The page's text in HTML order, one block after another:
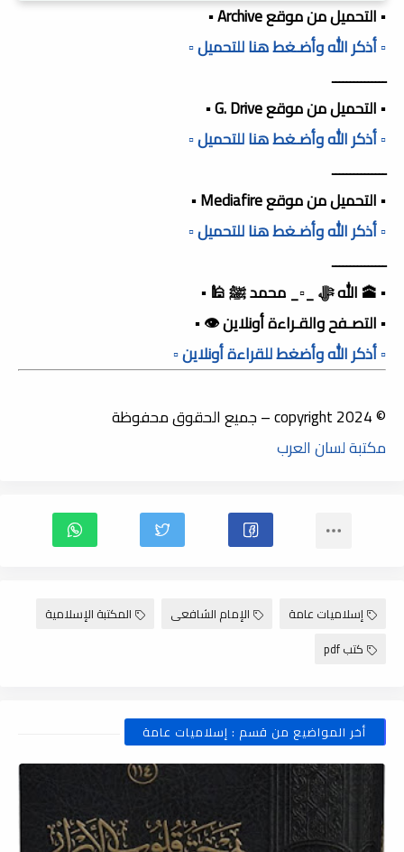
▪️ التحميل من موقع Archive ▪️
▫️ أذكر الله وأضـغط هنا للتحميل ▫️
ـــــــــــــــ
▪️ التحميل من موقع G. Drive ▪️
▫️ أذكر الله وأضـغط هنا للتحميل ▫️
ـــــــــــــــ
▪️ التحميل من موقع Mediafire ▪️
▫️ أذكر الله وأضـغط هنا للتحميل ▫️
ـــــــــــــــ
▪️ 🕋 الله ﷻ _▫️_ محمد ﷺ 🕌 ▪️
▪️ التصـفح والقـراءة أونلاين 👁️ ▪️
▫️ أذكر الله وأضغط للقراءة أونلاين ▫️
© copyright 2024 – جميع الحقوق محفوظة
مكتبة لسان العرب
إسلاميات عامة الإمام الشافعى
المكتبة الإسلامية
كتب pdf
أخر المواضيع من قسم : إسلاميات عامة